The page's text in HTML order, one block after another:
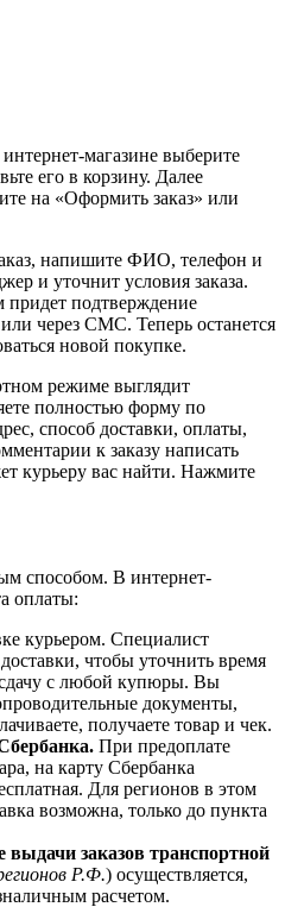
магазине выберите
его в корзину. Далее
на «Оформить заказ» или
напишите ФИО, телефон и
и уточнит условия заказа.
придет подтверждение
через СМС. Теперь останется
новой покупке.
режиме выглядит
полностью форму по
способ доставки, оплаты,
к заказу написать
курьеру вас найти. Нажмите
способом. В интернет-
оплаты:
курьером. Специалист
чтобы уточнить время
сдачу с любой купюры. Вы
документы,
получаете товар и чек.
При предоплате
на карту Сбербанка
Для регионов в этом
возможна, только до пункта
выдачи заказов транспортной
Р.Ф.) осуществляется,
расчетом.